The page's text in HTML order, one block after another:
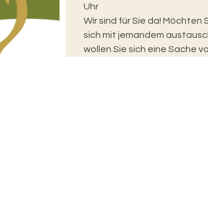
Uhr
Wir sind für Sie da! Möchten
sich mit jemandem
wollen Sie sich eine Sache